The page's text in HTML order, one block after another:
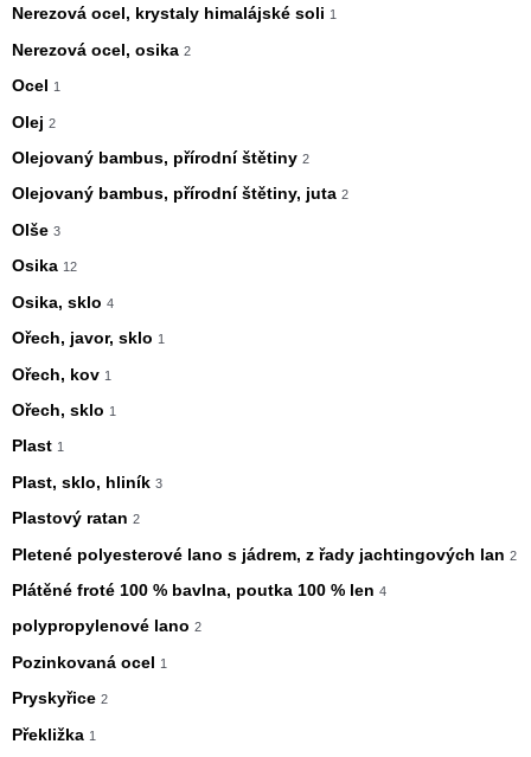
Nerezová ocel, krystaly himalájské soli 1
Nerezová ocel, osika 2
Ocel 1
Olej 2
Olejovaný bambus, přírodní štětiny 2
Olejovaný bambus, přírodní štětiny, juta 2
Olše 3
Osika 12
Osika, sklo 4
Ořech, javor, sklo 1
Ořech, kov 1
Ořech, sklo 1
Plast 1
Plast, sklo, hliník 3
Plastový ratan 2
Pletené polyesterové lano s jádrem, z řady jachtingových lan 2
Plátěné froté 100 % bavlna, poutka 100 % len 4
polypropylenové lano 2
Pozinkovaná ocel 1
Pryskyřice 2
Překližka 1